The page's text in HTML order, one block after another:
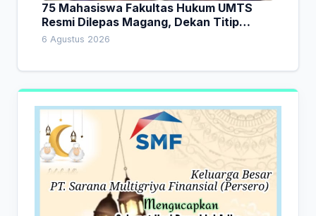
75 Mahasiswa Fakultas Hukum UMTS
Resmi Dilepas Magang, Dekan Titip
Empat Pesan Penting
6 Agustus 2026